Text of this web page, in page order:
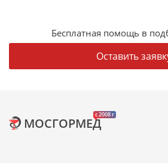
Бесплатная помощь в
Оставить
c 2008 г
МОСГОРМЕД